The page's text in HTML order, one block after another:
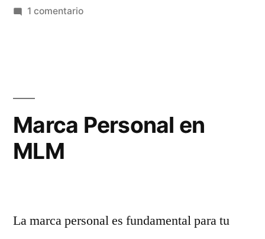
1 comentarioen
Vida
Marca Personal en
MLM
La marca personal es fundamental para tu